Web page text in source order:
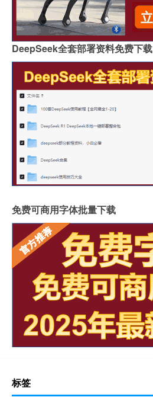
DeepSeek全套部署资料免费下载
免费可商用字体批量下载
标签